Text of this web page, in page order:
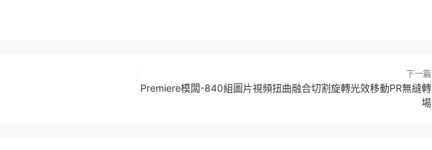
下一篇
Premiere模闆-840組圖片視頻扭曲融合切割旋轉光效移動PR無縫轉
場